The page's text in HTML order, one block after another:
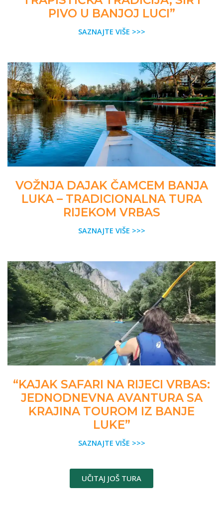
PIVO U BANJOJ LUCI”
SAZNAJTE VIŠE >>>
VOŽNJA DAJAK ČAMCEM BANJA
LUKA – TRADICIONALNA TURA
RIJEKOM VRBAS
SAZNAJTE VIŠE >>>
“KAJAK SAFARI NA RIJECI VRBAS:
JEDNODNEVNA AVANTURA SA
KRAJINA TOUROM IZ BANJE
LUKE”
SAZNAJTE VIŠE >>>
UČITAJ JOŠ TURA